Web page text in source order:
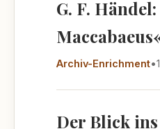
G. F.
Archiv-Enrichment•
Der Blick